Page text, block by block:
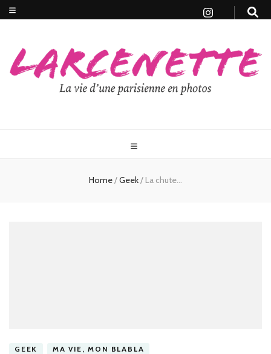
Home/Geek/ La chute…
GEEK MA VIE, MON BLABLA